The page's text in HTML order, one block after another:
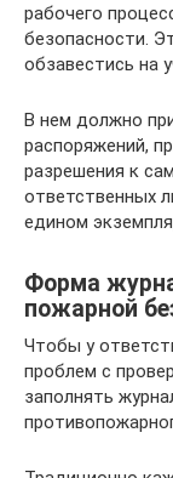
рабочего
безопасности.
обзавестись на
В нем должно
распоряжений,
разрешения к
ответственных
едином
Форма
пожарной
Чтобы у
проблем с
заполнять